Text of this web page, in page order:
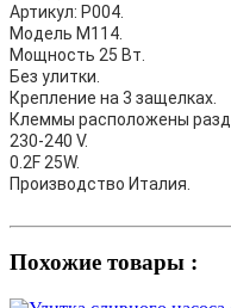
Артикул: P004.
Модель M114.
Мощность 25 Вт.
Без улитки.
Крепление на 3 защелках.
Клеммы расположены
230-240 V.
0.2F 25W.
Производство Италия.
Похожие товары :